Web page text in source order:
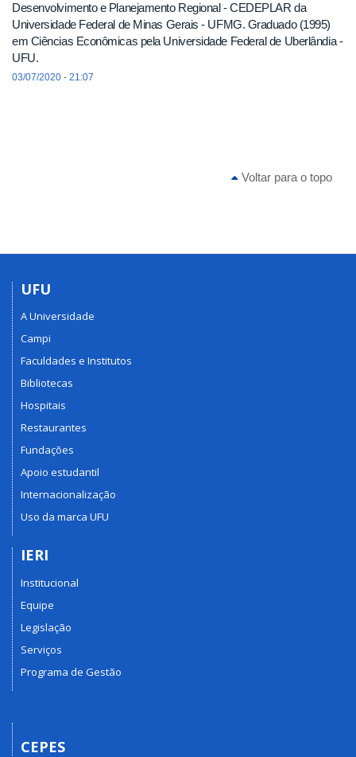
Desenvolvimento e Planejamento Regional - CEDEPLAR da
Universidade Federal de Minas Gerais - UFMG. Graduado (1995)
em Ciências Econômicas pela Universidade Federal de Uberlândia -
UFU.
03/07/2020 - 21:07
Voltar para o topo
UFU
A Universidade
Campi
Faculdades e Institutos
Bibliotecas
Hospitais
Restaurantes
Fundações
Apoio estudantil
Internacionalização
Uso da marca UFU
IERI
Institucional
Equipe
Legislação
Serviços
Programa de Gestão
CEPES